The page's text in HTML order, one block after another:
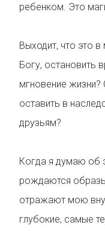
ребенком. Это
Выходит, что это
Богу, остановить
мгновение жизни?
оставить в
друзьям?
Когда я думаю об
рождаются
отражают мою
глубокие, самые